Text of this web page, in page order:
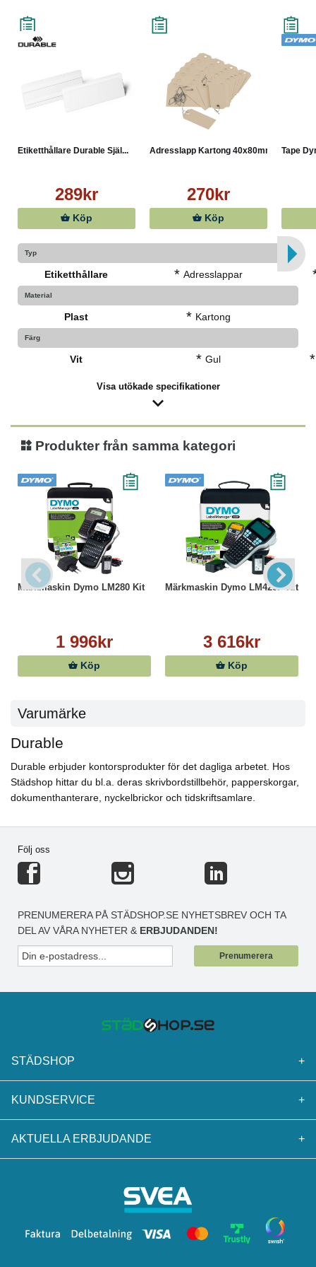
Etiketthållare Durable Själ...
289kr
Köp
Adresslapp Kartong 40x80mm ...
270kr
Köp
Tape
Typ
Etiketthållare * Adresslappar
Material
Plast * Kartong
Färg
Vit * Gul *
Visa utökade specifikationer
Produkter från samma kategori
Märkmaskin Dymo LM280 Kit
1 996kr
Köp
Märkmaskin Dymo LM420P Kit
3 616kr
Köp
Varumärke
Durable
Durable erbjuder kontorsprodukter för det dagliga arbetet. Hos
Städshop hittar du bl.a. deras skrivbordstillbehör, papperskorgar,
dokumenthanterare, nyckelbrickor och tidskriftsamlare.
Följ oss
PRENUMERERA PÅ STÄDSHOP.SE NYHETSBREV OCH TA
DEL AV VÅRA NYHETER & ERBJUDANDEN!
Prenumerera
STÄDSHOP +
KUNDSERVICE +
AKTUELLA ERBJUDANDE +